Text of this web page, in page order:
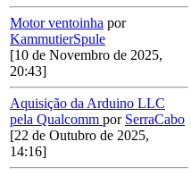
Motor ventoinha por
KammutierSpule
[10 de Novembro de 2025,
20:43]
Aquisição da Arduino LLC
pela Qualcomm por SerraCabo
[22 de Outubro de 2025,
14:16]